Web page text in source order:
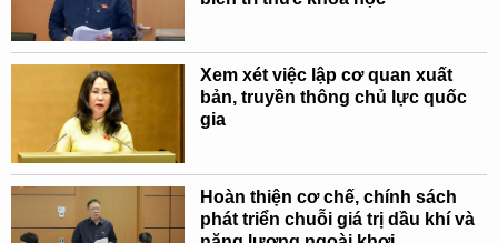
Xem xét việc lập cơ quan xuất
bản, truyền thông chủ lực quốc
gia
Hoàn thiện cơ chế, chính sách
phát triển chuỗi giá trị dầu khí và